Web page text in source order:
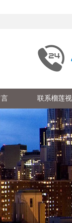
联系榴莲